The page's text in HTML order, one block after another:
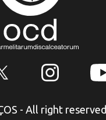
- All right reserved